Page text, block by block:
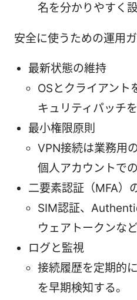
名を分かりやすく
安全に使うための運用
最新状態の維持
OSとクライアント
キュリティパッチ
最小権限原則
VPN接続は業務用
個人アカウントで
二要素認証（MFA）
SIM認証、
ウェアトークンな
ログと監視
接続履歴を定期的
を早期検知する。